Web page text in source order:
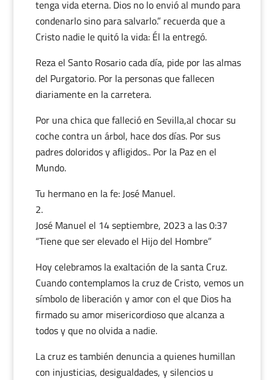
tenga vida eterna. Dios no lo envió al mundo para
condenarlo sino para salvarlo.” recuerda que a
Cristo nadie le quitó la vida: Él la entregó.
Reza el Santo Rosario cada día, pide por las almas
del Purgatorio. Por la personas que fallecen
diariamente en la carretera.
Por una chica que falleció en Sevilla,al chocar su
coche contra un árbol, hace dos días. Por sus
padres doloridos y afligidos.. Por la Paz en el
Mundo.
Tu hermano en la fe: José Manuel.
José Manuel el 14 septiembre, 2023 a las 0:37
“Tiene que ser elevado el Hijo del Hombre”
Hoy celebramos la exaltación de la santa Cruz.
Cuando contemplamos la cruz de Cristo, vemos un
símbolo de liberación y amor con el que Dios ha
firmado su amor misericordioso que alcanza a
todos y que no olvida a nadie.
La cruz es también denuncia a quienes humillan
con injusticias, desigualdades, y silencios u